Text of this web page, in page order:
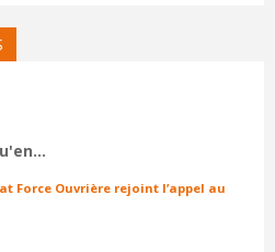
Force Ouvrière rejoint l’appel au